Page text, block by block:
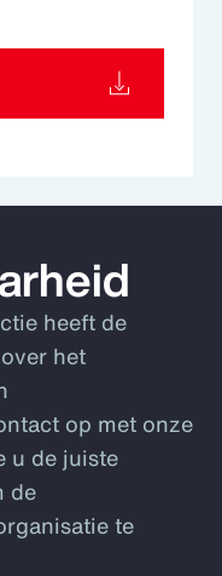
heeft de
het
op met onze
u de juiste
de
te